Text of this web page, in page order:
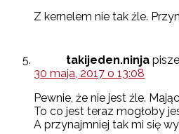
Z kernelem nie tak źle.
takijeden.ninja
30 maja, 2017 o 13:08
Pewnie, że nie jest źle.
To co jest teraz mogłoby
A przynajmniej tak mi się